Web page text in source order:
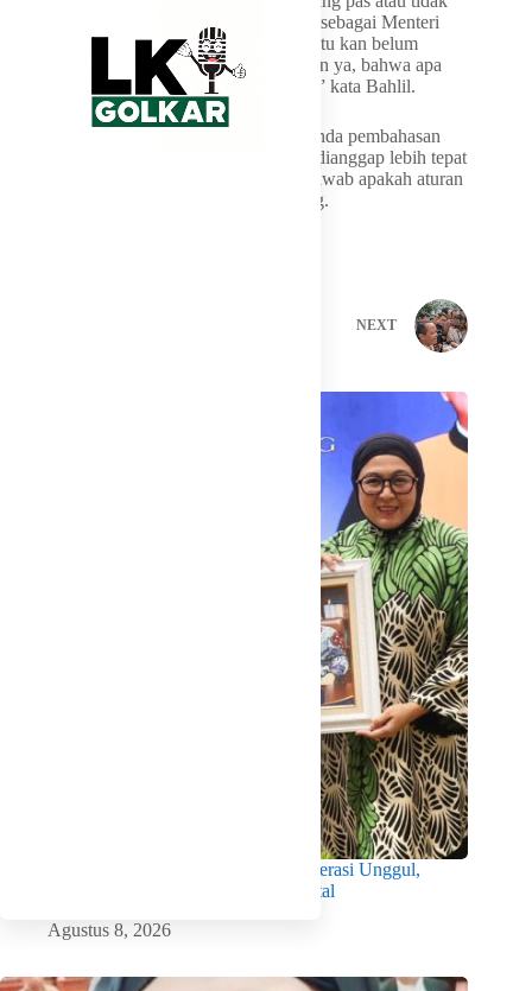
harus kita timbang formulasi baru, ya saya sebagai Menteri
ESDM akan melakukan evaluasi itu. Dan itu kan belum
menjadi keputusan. Sekali lagi saya katakan ya, bahwa apa
yang disosialisasikan itu bukan keputusan,” kata Bahlil.
Ia pun memastikan pemerintah akan menunda pembahasan
lebih lanjut untuk mencari formulasi yang dianggap lebih tepat
bagi seluruh pihak. Hal ini sekaligus menjawab apakah aturan
ini akan diberlakukan pada Juni mendatang.
NEXT
Wabup Intan Dorong Mahasiswa Jadi Generasi Unggul,
Berkarakter dan Sadar Hukum di Era Digital
Agustus 8, 2026